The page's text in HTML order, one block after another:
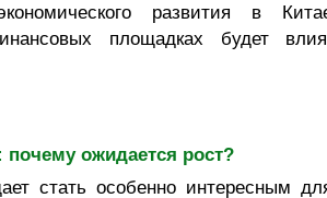
развития в
площадках будет
почему ожидается рост?
стать особенно интересным